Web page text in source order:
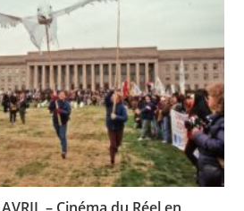
AVRIL – Cinéma du Réel en